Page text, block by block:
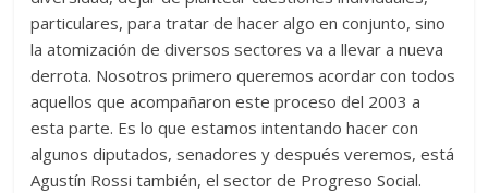
particulares, para tratar de hacer algo en conjunto, sino
la atomización de diversos sectores va a llevar a nueva
derrota. Nosotros primero queremos acordar con todos
aquellos que acompañaron este proceso del 2003 a
esta parte. Es lo que estamos intentando hacer con
algunos diputados, senadores y después veremos, está
Agustín Rossi también, el sector de Progreso Social.